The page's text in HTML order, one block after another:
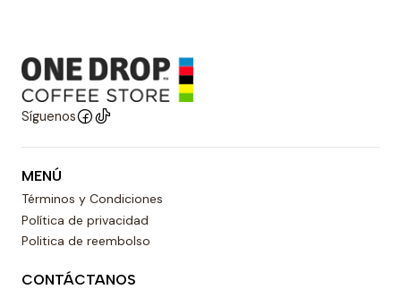
Síguenos
MENÚ
Términos y Condiciones
Política de privacidad
Politica de reembolso
CONTÁCTANOS